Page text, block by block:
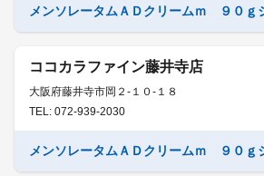
メンソレータムＡＤクリームｍ ９０ｇ
ココカラファイン藤井寺店
大阪府藤井寺市岡２-１０-１８
TEL: 072-939-2030
メンソレータムＡＤクリームｍ ９０ｇ